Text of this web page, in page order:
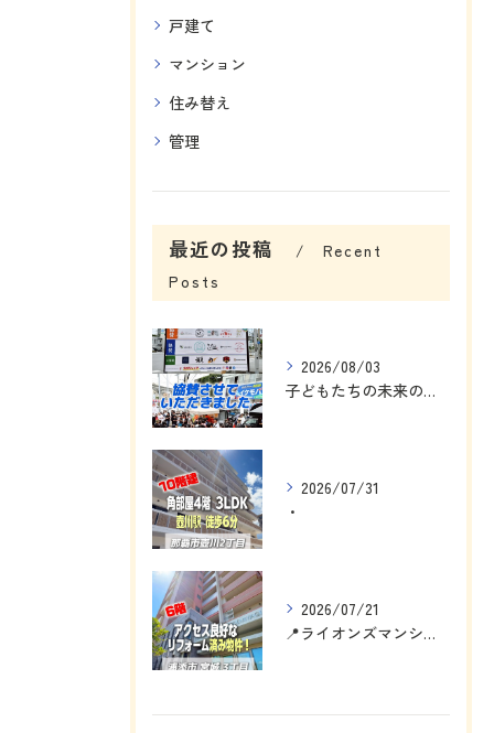
戸建て
マンション
住み替え
管理
最近の投稿
Recent
Posts
2026/08/03
子どもたちの未来のために、私にできることを考えました☺️
2026/07/31
・
2026/07/21
📍ライオンズマンション浦添宮城